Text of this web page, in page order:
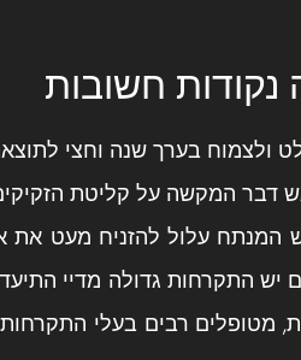
חשובות
ולצמוח בערך שנה וחצי
דבר המקשה על קליטת
המנתח עלול להזניח מעט את
יש התקרחות גדולה מדיי
רבים בעלי